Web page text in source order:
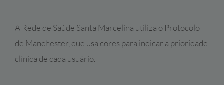
A Rede de Saúde Santa Marcelina utiliza o Protocolo
de Manchester, que usa cores para indicar a prioridade
clínica de cada usuário.